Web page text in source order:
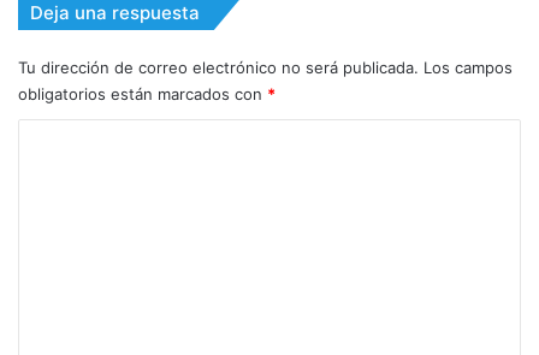
Deja una respuesta
Tu dirección de correo electrónico no será publicada. Los campos
obligatorios están marcados con *